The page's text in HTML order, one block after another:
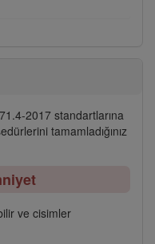
2017 standartlarına
tamamladığınız
ve cisimler